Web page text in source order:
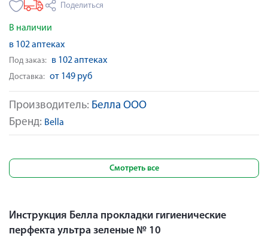
Производитель: Белла ООО
Бренд: Bella
Поделиться
В наличии
в 102 аптеках
Под заказ: в 102 аптеках
Доставка: от 149 руб
Смотреть все
Инструкция Белла прокладки гигиенические
перфекта ультра зеленые № 10